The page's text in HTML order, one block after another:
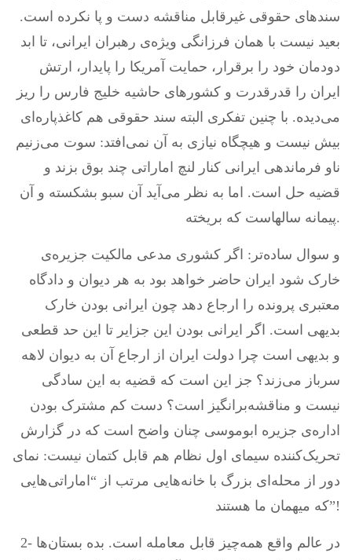
سندهای حقوقی غیرقابل مناقشه دست و پا نکرده است.
بعید نیست با همان فرزانگی ویژه‌ی رهبران ایرانی، تا ابد
دودمان خود را برقرار، حمایت آمریکا را پایدار، ارتش
ایران را قدرقدرت و کشورهای حاشیه خلیج فارس را ریز
می‌دیده. با چنین تفکری البته سند حقوقی هم کاغذپاره‌ای
بیش نیست و هیچگاه نیازی به آن نمی‌افتد: سوت می‌زنیم
ناو فرماندهی ایرانی کنار لنچ اماراتی چند بوق بزند و
قضیه حل است. اما به نظر می‌آید آن سبو بشکسته و آن
پیمانه سالهاست که بریخته.
و سوال ساده‌تر: اگر کشوری مدعی مالکیت جزیره‌ی
خارک شود ایران حاضر خواهد بود به هر دیوان و دادگاه
معتبری پرونده را ارجاع دهد چون ایرانی بودن خارک
بدیهی است. اگر ایرانی بودن این جزایر تا این حد قطعی
و بدیهی است چرا دولت ایران از ارجاع آن به دیوان لاهه
سرباز می‌زند؟ جز این است که قضیه به این سادگی
نیست و مناقشه‌برانگیز است؟ دست کم مشترک بودن
اداره‌ی جزیره ابوموسی چنان واضح است که در گزارش
تحریک‌کننده سیمای اول نظام هم قابل کتمان نیست: نمای
دور از محله‌ای بزرگ با خانه‌هایی مرتب از “اماراتی‌هایی
که میهمان ما هستند”!
2- در عالم واقع همه‌چیز قابل معامله است. بده بستان‌ها